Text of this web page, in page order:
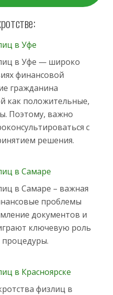
в Уфе
в Уфе — широко
финансовой
гражданина
как положительные,
Поэтому, важно
с
решения.
в Самаре
в Самаре – важная
проблемы
документов и
ключевую роль
в Красноярске
физлиц в